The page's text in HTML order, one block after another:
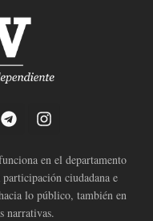
en el departamento
ciudadana e
lo público, también en
narrativas.